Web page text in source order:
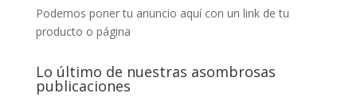
Podemos poner tu anuncio aquí con un link de tu
producto o página
Lo último de nuestras asombrosas
publicaciones